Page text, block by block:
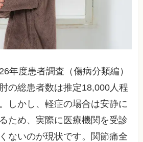
年度患者調査（傷病分類編）
の総患者数は推定18,000人程
しかし、軽症の場合は安静に
ため、実際に医療機関を受診
ないのが現状です。関節痛全